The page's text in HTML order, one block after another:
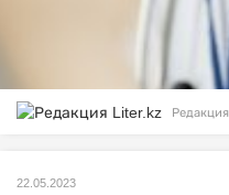
22.05.2023